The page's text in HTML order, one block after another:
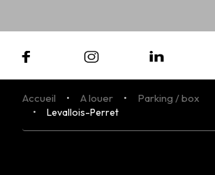
Accueil A louer Parking / box
Levallois-Perret